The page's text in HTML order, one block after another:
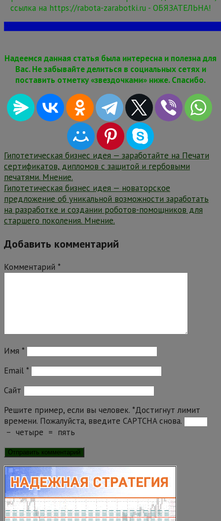
ссылка на https://rabota-zarabotki.ru - ОБЯЗАТЕЛЬНА!
Надеемся данная статья была интересна и полезна для
Вас. Не забывайте делиться в социальных сетях и
поставить отметку «звездочками» ниже. Спасибо.
Навигация
по
записям
Гипотетическая бизнес идея — заработайте на Печати
сертификатов, дипломов с защитой и гербовыми
печатями. Мнение.
Гипотетическая бизнес идея — новаторское
предложение об уникальной возможности заработать
на разработке и создании роботов-помощников для
старшего поколения. Мнение.
Добавить комментарий
Комментарий *
Имя *
Email *
Сайт
Решите пример, если вы человек. *Достигнут лимит
времени. Пожалуйста, введите CAPTCHA снова.
− четыре = пять